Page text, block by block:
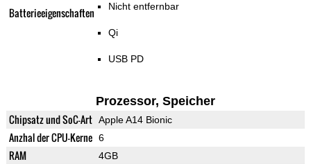
Batterieeigenschaften Nicht entfernbar
Qi
USB PD
Prozessor, Speicher
Chipsatz und SoC-Art Apple A14 Bionic
Anzhal der CPU-Kerne 6
RAM 4GB